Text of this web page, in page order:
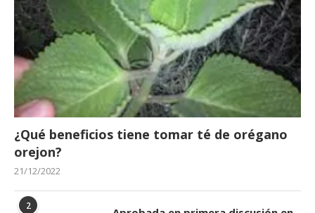
¿Qué beneficios tiene tomar té de orégano
orejon?
21/12/2022
2